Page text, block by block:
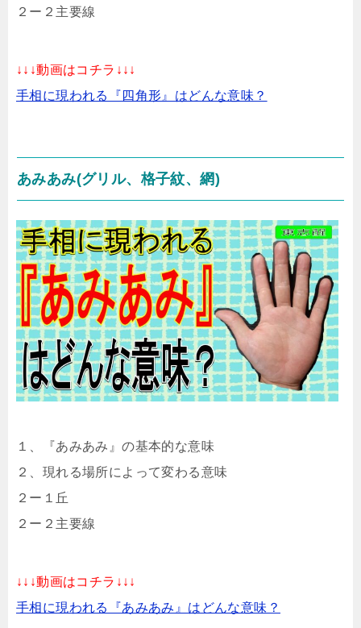
２ー２主要線
↓↓↓動画はコチラ↓↓↓
手相に現われる『四角形』はどんな意味？
あみあみ(グリル、格子紋、網)
１、『あみあみ』の基本的な意味
２、現れる場所によって変わる意味
２ー１丘
２ー２主要線
↓↓↓動画はコチラ↓↓↓
手相に現われる『あみあみ』はどんな意味？